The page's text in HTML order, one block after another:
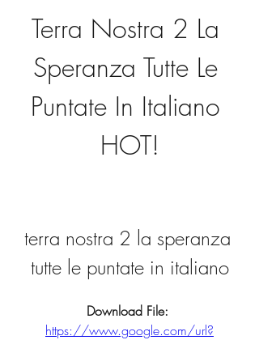
Terra Nostra 2 La
Speranza Tutte Le
Puntate In Italiano
HOT!
terra nostra 2 la speranza
tutte le puntate in italiano
https://www.google.com/url?